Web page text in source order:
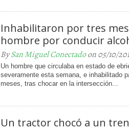
Inhabilitaron por tres
hombre por conducir
BySan Miguel Conectadoon 05/10/
Un hombre que circulaba en estado de
severamente esta semana, e inhabilitado
meses, tras chocar en la intersección...
Un tractor chocó a un